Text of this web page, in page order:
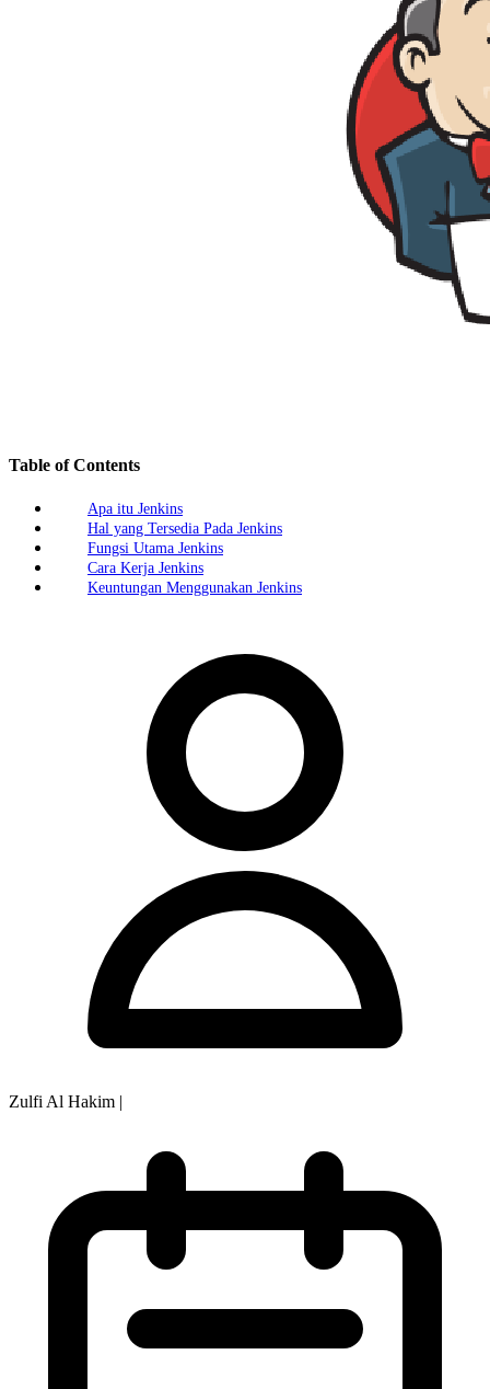
Table of Contents
Apa itu Jenkins
Hal yang Tersedia Pada Jenkins
Fungsi Utama Jenkins
Cara Kerja Jenkins
Keuntungan Menggunakan Jenkins
Zulfi Al Hakim |